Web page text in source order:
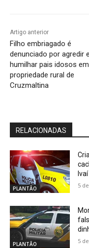
Artigo anterior
Filho embriagado é
denunciado por agredir e
humilhar pais idosos em
propriedade rural de
Cruzmaltina
RELACIONADAS
PLANTÃO
Ivaí
5
PLANTÃO 5